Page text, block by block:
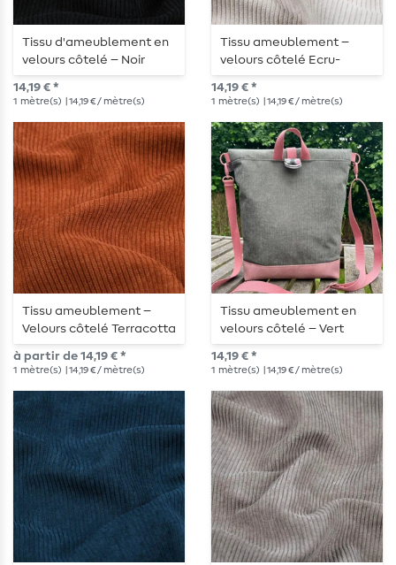
Tissu d'ameublement en
velours côtelé – Noir
profond
14,19 € *
1 mètre(s) | 14,19 € / mètre(s)
Tissu ameublement –
velours côtelé Ecru-
crème
14,19 € *
1 mètre(s) | 14,19 € / mètre(s)
Tissu ameublement –
Velours côtelé Terracotta
à partir de 14,19 € *
1 mètre(s) | 14,19 € / mètre(s)
Tissu ameublement en
velours côtelé – Vert
sapin
14,19 € *
1 mètre(s) | 14,19 € / mètre(s)